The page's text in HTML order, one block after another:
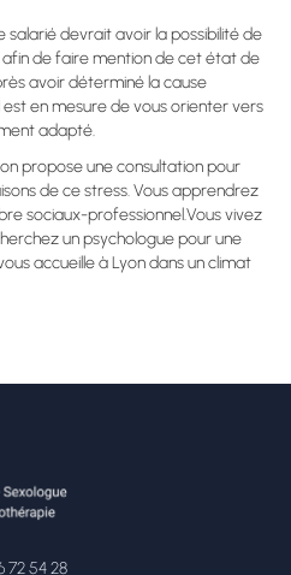
salarié devrait avoir la possibilité de
de faire mention de cet état de
avoir déterminé la cause
en mesure de vous orienter vers
adapté.
propose une consultation pour
de ce stress. Vous apprendrez
sociaux-professionnel.Vous vivez
un psychologue pour une
accueille à Lyon dans un climat
72 54 28